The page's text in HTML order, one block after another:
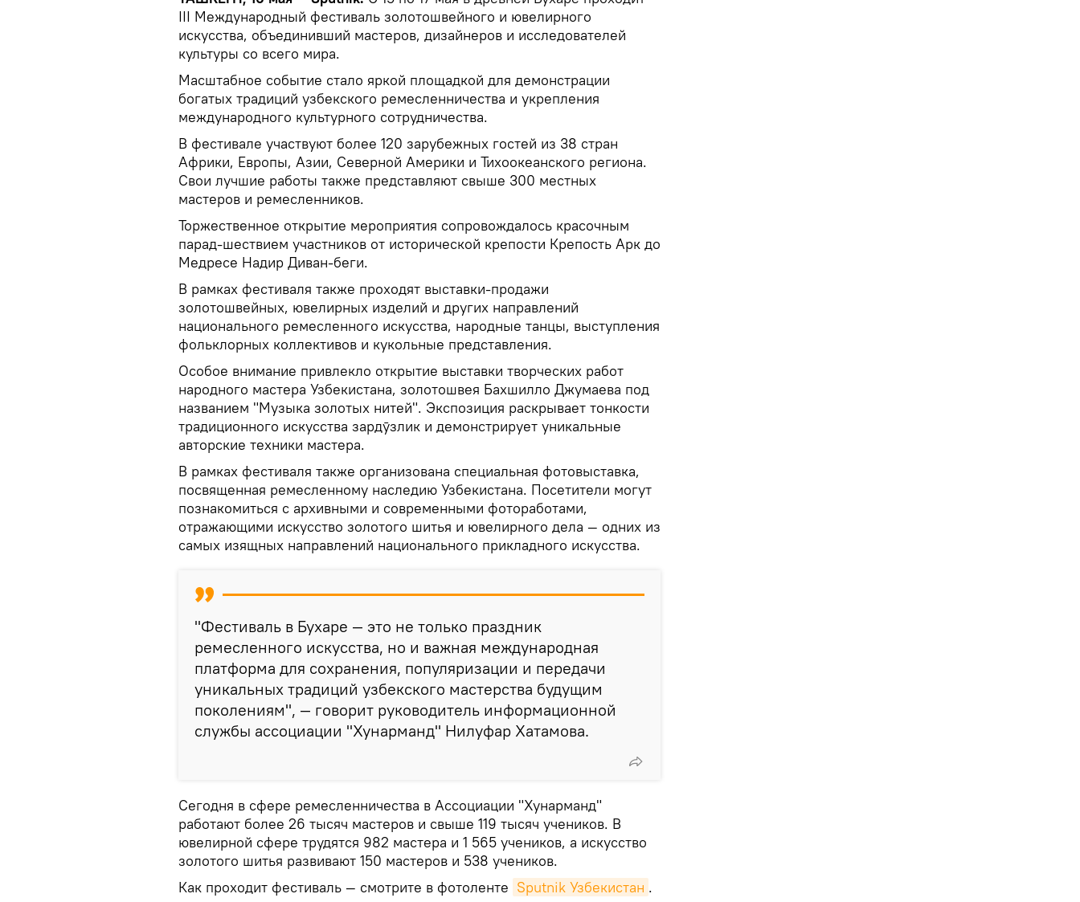
III Международный фестиваль золотошвейного и ювелирного
искусства, объединивший мастеров, дизайнеров и исследователей
культуры со всего мира.
Масштабное событие стало яркой площадкой для демонстрации
богатых традиций узбекского ремесленничества и укрепления
международного культурного сотрудничества.
В фестивале участвуют более 120 зарубежных гостей из 38 стран
Африки, Европы, Азии, Северной Америки и Тихоокеанского региона.
Свои лучшие работы также представляют свыше 300 местных
мастеров и ремесленников.
Торжественное открытие мероприятия сопровождалось красочным
парад-шествием участников от исторической крепости Крепость Арк до
Медресе Надир Диван-беги.
В рамках фестиваля также проходят выставки-продажи
золотошвейных, ювелирных изделий и других направлений
национального ремесленного искусства, народные танцы, выступления
фольклорных коллективов и кукольные представления.
Особое внимание привлекло открытие выставки творческих работ
народного мастера Узбекистана, золотошвея Бахшилло Джумаева под
названием "Музыка золотых нитей". Экспозиция раскрывает тонкости
традиционного искусства зардӯзлик и демонстрирует уникальные
авторские техники мастера.
В рамках фестиваля также организована специальная фотовыставка,
посвященная ремесленному наследию Узбекистана. Посетители могут
познакомиться с архивными и современными фотоработами,
отражающими искусство золотого шитья и ювелирного дела — одних из
самых изящных направлений национального прикладного искусства.
"Фестиваль в Бухаре — это не только праздник
ремесленного искусства, но и важная международная
платформа для сохранения, популяризации и передачи
уникальных традиций узбекского мастерства будущим
поколениям", — говорит руководитель информационной
службы ассоциации "Хунарманд" Нилуфар Хатамова.
Сегодня в сфере ремесленничества в Ассоциации "Хунарманд"
работают более 26 тысяч мастеров и свыше 119 тысяч учеников. В
ювелирной сфере трудятся 982 мастера и 1 565 учеников, а искусство
золотого шитья развивают 150 мастеров и 538 учеников.
Как проходит фестиваль — смотрите в фотоленте Sputnik Узбекистан .